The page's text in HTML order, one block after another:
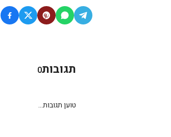
תגובות0
טוען תגובות...